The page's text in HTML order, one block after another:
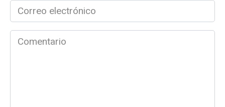
Correo
electrónico
*Comentario